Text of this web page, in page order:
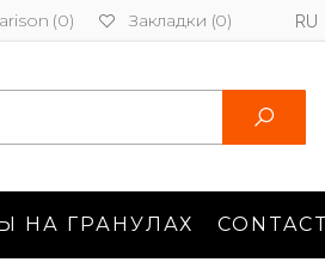
(0) Закладки (0) RU
НА ГРАНУЛАХ